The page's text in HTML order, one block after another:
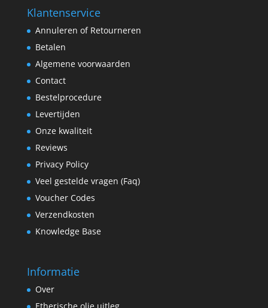
Klantenservice
Annuleren of Retourneren
Betalen
Algemene voorwaarden
Contact
Bestelprocedure
Levertijden
Onze kwaliteit
Reviews
Privacy Policy
Veel gestelde vragen (Faq)
Voucher Codes
Verzendkosten
Knowledge Base
Informatie
Over